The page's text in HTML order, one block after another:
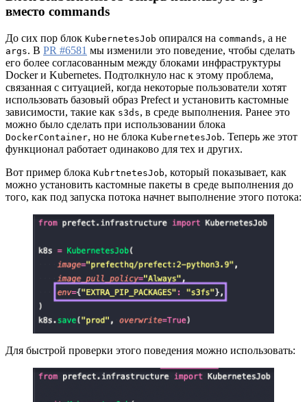
вместо commands
До сих пор блок KubernetesJob опирался на commands, а не
args. В PR #6581 мы изменили это поведение, чтобы сделать
его более согласованным между блоками инфраструктуры
Docker и Kubernetes. Подтолкнуло нас к этому проблема,
связанная с ситуацией, когда некоторые пользователи хотят
использовать базовый образ Prefect и установить кастомные
зависимости, такие как s3ds, в среде выполнения. Ранее это
можно было сделать при использовании блока
DockerContainer, но не блока KubernetesJob. Теперь же этот
функционал работает одинаково для тех и других.
Вот пример блока KubrtnetesJob, который показывает, как
можно установить кастомные пакеты в среде выполнения до
того, как под запуска потока начнет выполнение этого потока:
Для быстрой проверки этого поведения можно использовать: